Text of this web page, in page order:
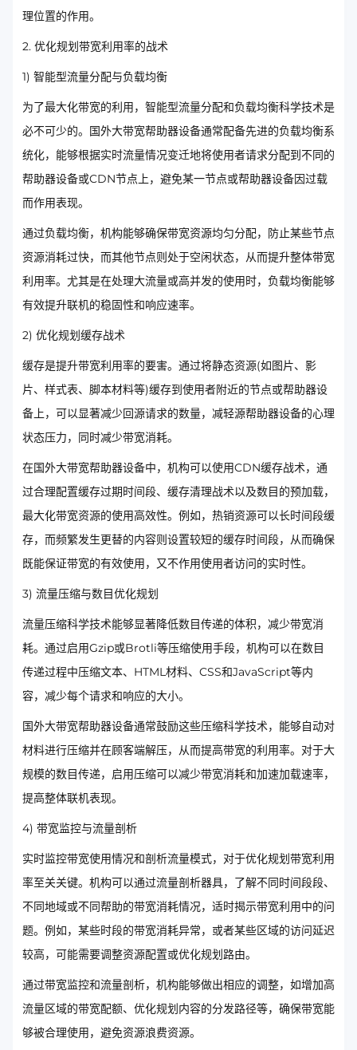
理位置的作用。
2. 优化规划带宽利用率的战术
1) 智能型流量分配与负载均衡
为了最大化带宽的利用，智能型流量分配和负载均衡科学技术是
必不可少的。国外大带宽帮助器设备通常配备先进的负载均衡系
统化，能够根据实时流量情况变迁地将使用者请求分配到不同的
帮助器设备或CDN节点上，避免某一节点或帮助器设备因过载
而作用表现。
通过负载均衡，机构能够确保带宽资源均匀分配，防止某些节点
资源消耗过快，而其他节点则处于空闲状态，从而提升整体带宽
利用率。尤其是在处理大流量或高并发的使用时，负载均衡能够
有效提升联机的稳固性和响应速率。
2) 优化规划缓存战术
缓存是提升带宽利用率的要害。通过将静态资源(如图片、影
片、样式表、脚本材料等)缓存到使用者附近的节点或帮助器设
备上，可以显著减少回源请求的数量，减轻源帮助器设备的心理
状态压力，同时减少带宽消耗。
在国外大带宽帮助器设备中，机构可以使用CDN缓存战术，通
过合理配置缓存过期时间段、缓存清理战术以及数目的预加载，
最大化带宽资源的使用高效性。例如，热销资源可以长时间段缓
存，而频繁发生更替的内容则设置较短的缓存时间段，从而确保
既能保证带宽的有效使用，又不作用使用者访问的实时性。
3) 流量压缩与数目优化规划
流量压缩科学技术能够显著降低数目传递的体积，减少带宽消
耗。通过启用Gzip或Brotli等压缩使用手段，机构可以在数目
传递过程中压缩文本、HTML材料、CSS和JavaScript等内
容，减少每个请求和响应的大小。
国外大带宽帮助器设备通常鼓励这些压缩科学技术，能够自动对
材料进行压缩并在顾客端解压，从而提高带宽的利用率。对于大
规模的数目传递，启用压缩可以减少带宽消耗和加速加载速率，
提高整体联机表现。
4) 带宽监控与流量剖析
实时监控带宽使用情况和剖析流量模式，对于优化规划带宽利用
率至关关键。机构可以通过流量剖析器具，了解不同时间段段、
不同地域或不同帮助的带宽消耗情况，适时揭示带宽利用中的问
题。例如，某些时段的带宽消耗异常，或者某些区域的访问延迟
较高，可能需要调整资源配置或优化规划路由。
通过带宽监控和流量剖析，机构能够做出相应的调整，如增加高
流量区域的带宽配额、优化规划内容的分发路径等，确保带宽能
够被合理使用，避免资源浪费资源。